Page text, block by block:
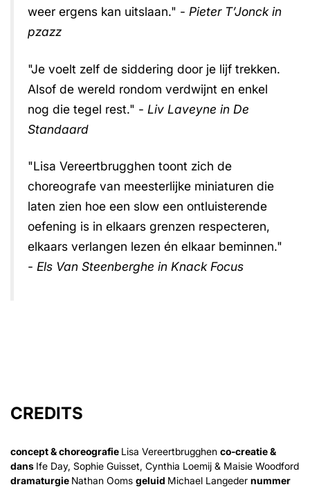
weer ergens kan uitslaan." - Pieter T’Jonck in
pzazz
"Je voelt zelf de siddering door je lijf trekken.
Alsof de wereld rondom verdwijnt en enkel
nog die tegel rest." - Liv Laveyne in De
Standaard
"Lisa Vereertbrugghen toont zich de
choreografe van meesterlijke miniaturen die
laten zien hoe een slow een ontluisterende
oefening is in elkaars grenzen respecteren,
elkaars verlangen lezen én elkaar beminnen."
- Els Van Steenberghe in Knack Focus
CREDITS
concept & choreografie Lisa Vereertbrugghen co-creatie &
dans Ife Day, Sophie Guisset, Cynthia Loemij & Maisie Woodford
dramaturgie Nathan Ooms geluid Michael Langeder nummer